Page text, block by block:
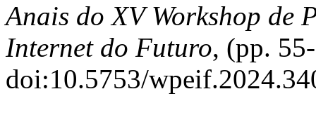
Anais do XV Workshop de
Internet do Futuro, (pp.
doi:10.5753/